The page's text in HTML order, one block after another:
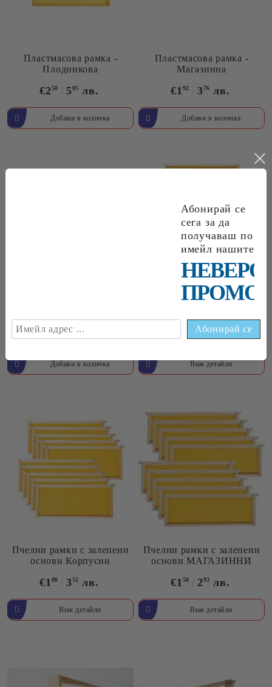
Пластмасова рамка -
Плодникова
€258 505 лв.
Пластмасова рамка -
Магазинна
€192 376 лв.
€210 411лв. €1 372лв.
Виж детайли
Пчелни рамки с залепени
основи Корпусни
€1 80 352 лв.
Виж детайли
Пчелни рамки с залепени
основи МАГАЗИННИ
€1 50 293 лв.
Виж детайли
Абонирай се
сега за да
получаваш по
имейл нашите